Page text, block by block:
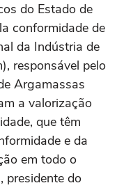
do Estado de
conformidade de
da Indústria de
responsável pelo
Argamassas
a valorização
que têm
e da
em todo o
presidente do